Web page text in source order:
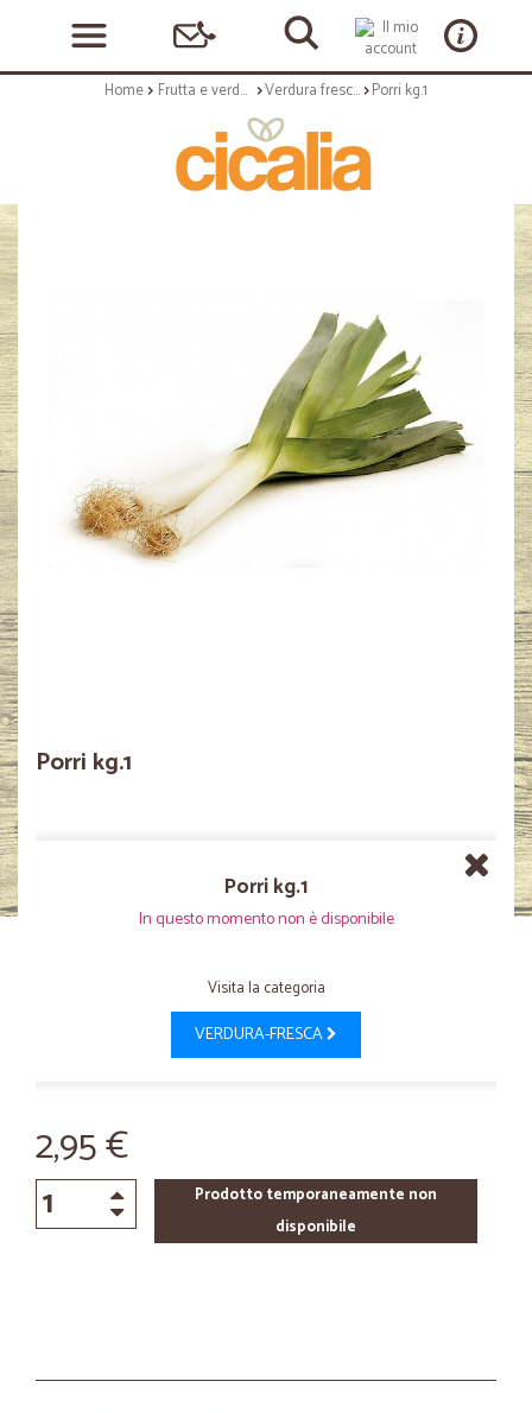
Home Frutta e verdura Verdura fresca Porri kg.1
Porri kg.1
Porri kg.1
In questo momento non è disponibile
Visita la categoria
VERDURA-FRESCA
2,95 €
Prodotto temporaneamente non
disponibile